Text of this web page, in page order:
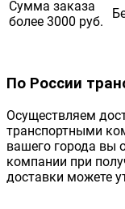
Сумма заказа
более 3000 руб.
По России
Осуществляем
транспортными
вашего города вы
компании при
доставки можете